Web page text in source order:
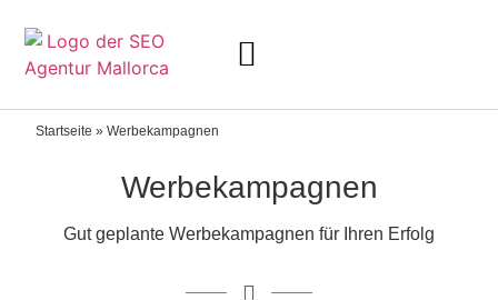
Startseite »Werbekampagnen
Werbekampagnen
Gut geplante Werbekampagnen für Ihren Erfolg